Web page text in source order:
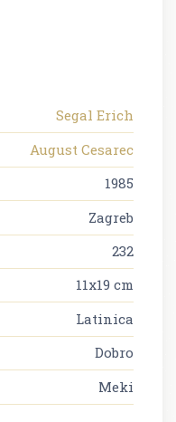
Segal Erich
August Cesarec
1985
Zagreb
232
11x19 cm
Latinica
Dobro
Meki